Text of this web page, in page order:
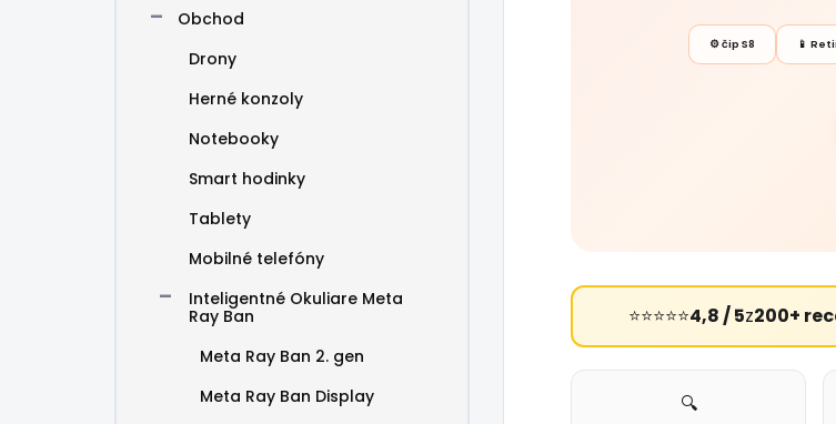
Obchod
Drony
Herné konzoly
Notebooky
Smart hodinky
Tablety
Mobilné telefóny
Inteligentné Okuliare Meta
Ray Ban
Meta Ray Ban 2. gen
Meta Ray Ban Display
⚙️ čip S8 📱
⭐⭐⭐⭐⭐4,8 / 5z200+
🔍